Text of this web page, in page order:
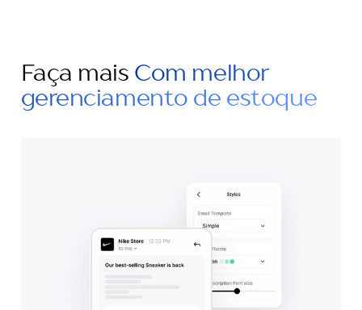
Faça mais Com melhor
gerenciamento de estoque